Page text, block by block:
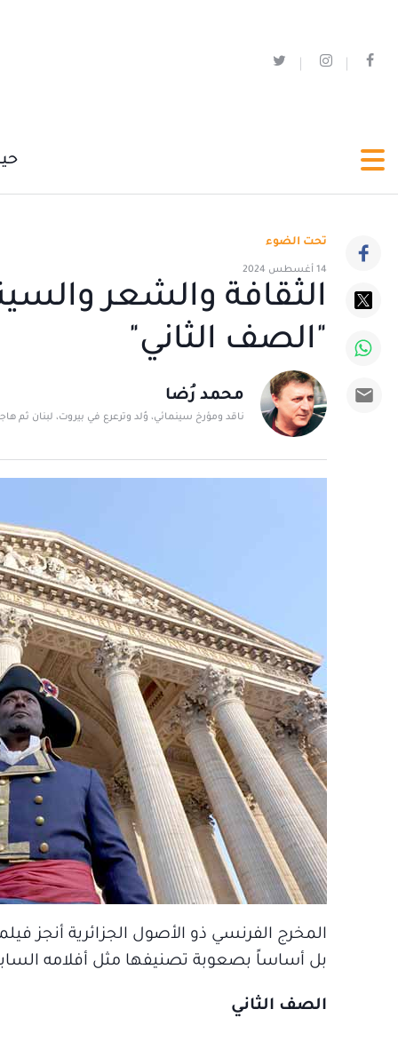
تحت الضوء
14 أغسطس 2024
الثقافة والشعر
"الصف الثاني"
محمد رُضا
ناقد ومؤرخ سينمائي، وُلد وترعرع في بيروت، لبنان
المخرج الفرنسي ذو الأصول الجزائرية أنجز
بل أساساً بصعوبة تصنيفها مثل أفلامه
الصف الثاني